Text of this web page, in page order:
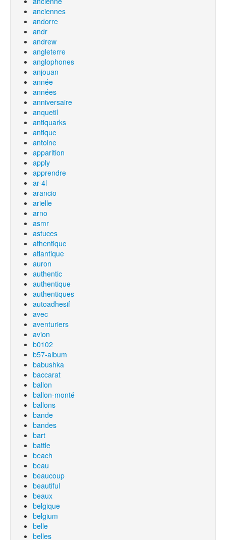
anciennes
andorre
andr
andrew
angleterre
anglophones
anjouan
année
années
anniversaire
anquetil
antiquarks
antique
antoine
apparition
apply
apprendre
ar-4l
arancio
arielle
arno
asmr
astuces
athentique
atlantique
auron
authentic
authentique
authentiques
autoadhesif
avec
aventuriers
avion
b0102
b57-album
babushka
baccarat
ballon
ballon-monté
ballons
bande
bandes
bart
battle
beach
beau
beaucoup
beautiful
beaux
belgique
belgium
belle
belles